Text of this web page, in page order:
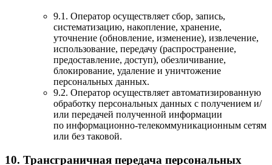
9.1. Оператор осуществляет сбор, запись,
систематизацию, накопление, хранение,
уточнение (обновление, изменение), извлечение,
использование, передачу (распространение,
предоставление, доступ), обезличивание,
блокирование, удаление и уничтожение
персональных данных.
9.2. Оператор осуществляет автоматизированную
обработку персональных данных с получением и/
или передачей полученной информации
по информационно-телекоммуникационным сетям
или без таковой.
10. Трансграничная передача персональных